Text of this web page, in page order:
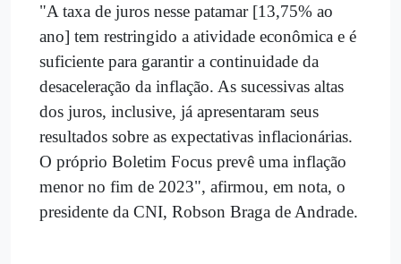
"A taxa de juros nesse patamar [13,75% ao
ano] tem restringido a atividade econômica e é
suficiente para garantir a continuidade da
desaceleração da inflação. As sucessivas altas
dos juros, inclusive, já apresentaram seus
resultados sobre as expectativas inflacionárias.
O próprio Boletim Focus prevê uma inflação
menor no fim de 2023", afirmou, em nota, o
presidente da CNI, Robson Braga de Andrade.